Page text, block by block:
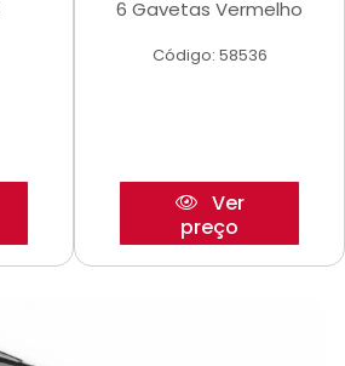
6 Gavetas Vermelho
Código: 58536
Ver
preço